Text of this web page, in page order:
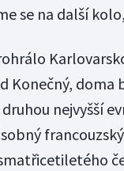
se na další
Konečný, doma
nejvyšší